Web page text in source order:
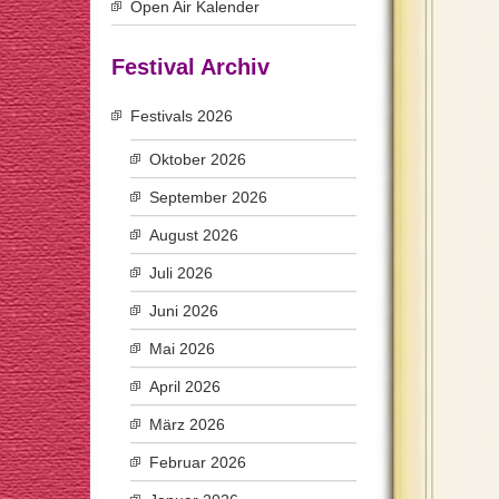
Open Air Kalender
Festival Archiv
Festivals 2026
Oktober 2026
September 2026
August 2026
Juli 2026
Juni 2026
Mai 2026
April 2026
März 2026
Februar 2026